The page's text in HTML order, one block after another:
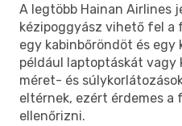
A legtöbb Hainan Airlines
kézipoggyász vihető fel a
egy kabinbőröndöt és egy
például laptoptáskát
méret- és
eltérnek, ezért érdemes
ellenőrizni.